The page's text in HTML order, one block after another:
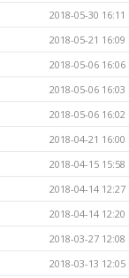
2018-05-30 16:11
2018-05-21 16:09
2018-05-06 16:06
2018-05-06 16:03
2018-05-06 16:02
2018-04-21 16:00
2018-04-15 15:58
2018-04-14 12:27
2018-04-14 12:20
2018-03-27 12:08
2018-03-13 12:05